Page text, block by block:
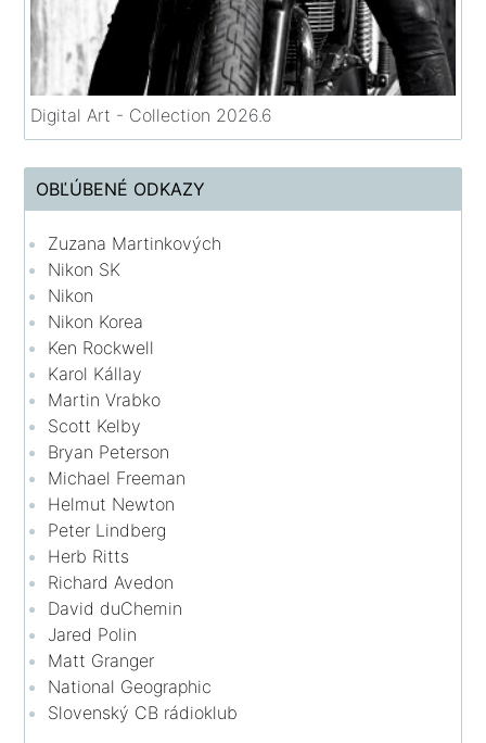
Digital Art - Collection 2026.6
OBĽÚBENÉ ODKAZY
Zuzana Martinkových
Nikon SK
Nikon
Nikon Korea
Ken Rockwell
Karol Kállay
Martin Vrabko
Scott Kelby
Bryan Peterson
Michael Freeman
Helmut Newton
Peter Lindberg
Herb Ritts
Richard Avedon
David duChemin
Jared Polin
Matt Granger
National Geographic
Slovenský CB rádioklub